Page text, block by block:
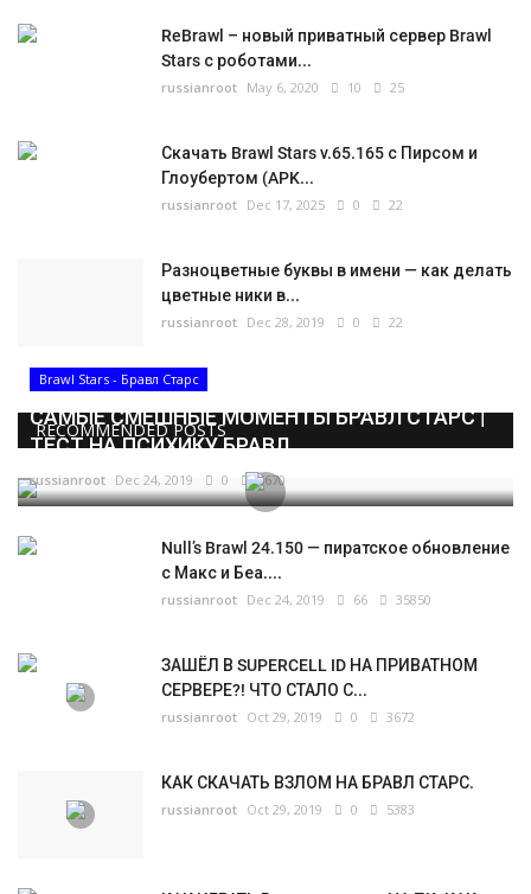
ReBrawl – новый приватный сервер Brawl
Stars с роботами...
russianroot May 6, 2020 10 25
Скачать Brawl Stars v.65.165 с Пирсом и
Глоубертом (APK...
russianroot Dec 17, 2025 0 22
Разноцветные буквы в имени — как делать
цветные ники в...
russianroot Dec 28, 2019 0 22
RECOMMENDED POSTS
Brawl Stars - Бравл Старс
САМЫЕ СМЕШНЫЕ МОМЕНТЫ БРАВЛ СТАРС |
ТЕСТ НА ПСИХИКУ БРАВЛ...
russianroot Dec 24, 2019 0 5670
Null’s Brawl 24.150 — пиратское обновление
с Макс и Беа....
russianroot Dec 24, 2019 66 35850
ЗАШЁЛ В SUPERCELL ID НА ПРИВАТНОМ
СЕРВЕРЕ?! ЧТО СТАЛО С...
russianroot Oct 29, 2019 0 3672
КАК СКАЧАТЬ ВЗЛОМ НА БРАВЛ СТАРС.
russianroot Oct 29, 2019 0 5383